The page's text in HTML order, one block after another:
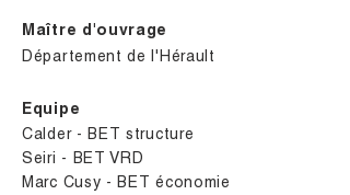
Maître d'ouvrage
Département de l'Hérault
Equipe
Calder - BET structure
Seiri - BET VRD
Marc Cusy - BET économie